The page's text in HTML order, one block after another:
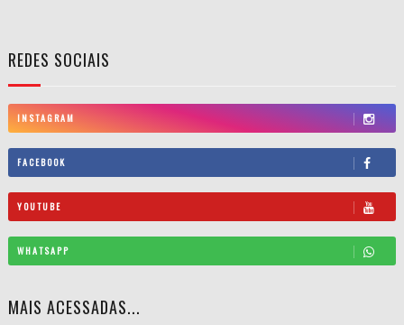
REDES SOCIAIS
INSTAGRAM
FACEBOOK
YOUTUBE
WHATSAPP
MAIS ACESSADAS...